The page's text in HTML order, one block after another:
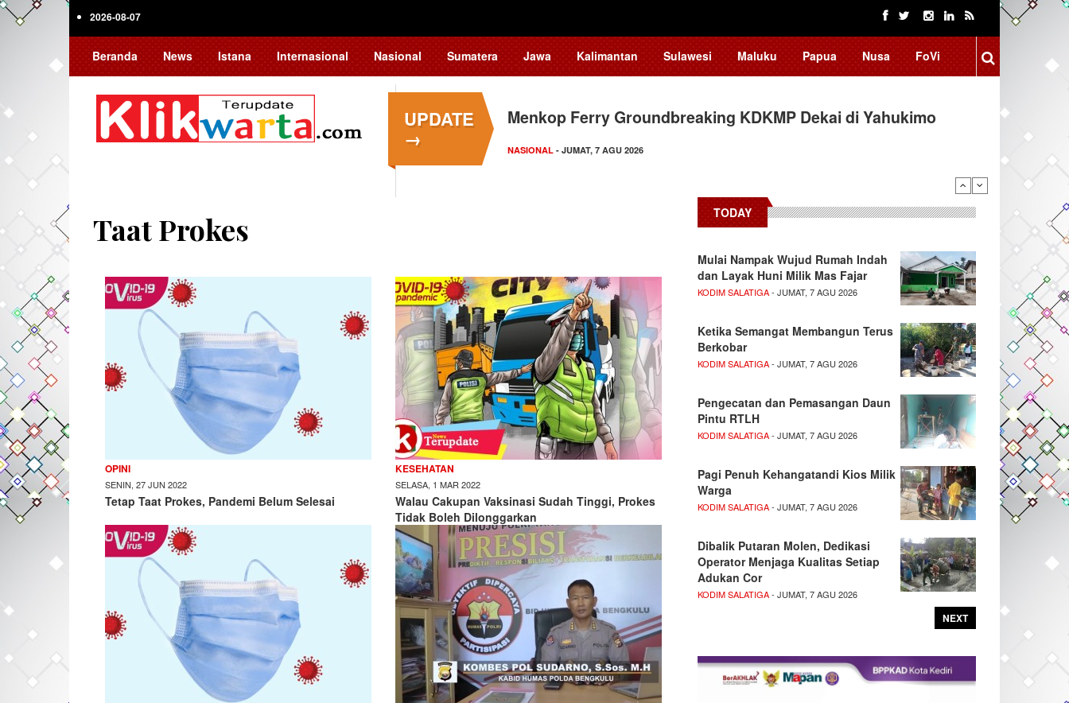
Skip
2026-08-07
Beranda News Istana Internasional Nasional Sumatera Jawa Kalimantan Sulawesi Maluku Papua Nusa FoVi
UPDATE
→
Menkop Ferry Groundbreaking KDKMP Dekai di Yahukimo
NASIONAL - JUMAT, 7 AGU 2026
Taat Prokes
OPINI
SENIN, 27 JUN 2022
Tetap Taat Prokes, Pandemi Belum Selesai
KESEHATAN
SELASA, 1 MAR 2022
Walau Cakupan Vaksinasi Sudah Tinggi, Prokes
Tidak Boleh Dilonggarkan
TODAY
Mulai Nampak Wujud Rumah Indah
dan Layak Huni Milik Mas Fajar
KODIM SALATIGA- JUMAT, 7 AGU 2026
Ketika Semangat Membangun Terus
Berkobar
KODIM SALATIGA- JUMAT, 7 AGU 2026
Pengecatan dan Pemasangan Daun
Pintu RTLH
KODIM SALATIGA- JUMAT, 7 AGU 2026
Pagi Penuh Kehangatandi Kios Milik
Warga
KODIM SALATIGA- JUMAT, 7 AGU 2026
Dibalik Putaran Molen, Dedikasi
Operator Menjaga Kualitas Setiap
Adukan Cor
KODIM SALATIGA- JUMAT, 7 AGU 2026
NEXT